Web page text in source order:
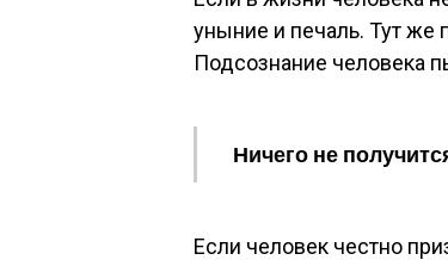
уныние и печаль. Тут же
Подсознание человека
Ничего не
Если человек честно